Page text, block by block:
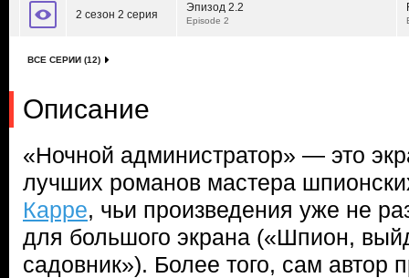
2 сезон 2 серия
Эпизод 2.2
Episode 2
ВСЕ СЕРИИ (12)
Описание
«Ночной администратор» — это
лучших романов мастера
Карре, чьи произведения уже не
для большого экрана («Шпион,
садовник»). Более того, сам автор